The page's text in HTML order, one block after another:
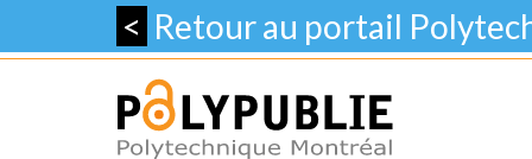
< Retour au portail